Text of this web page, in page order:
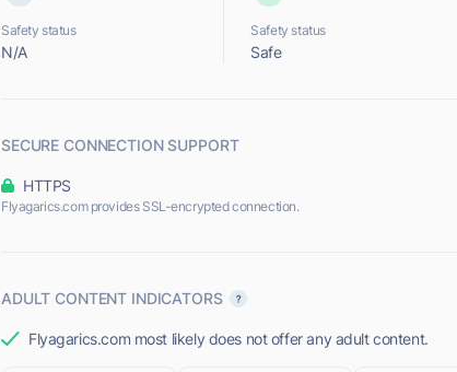
Safety status
N/A
Safety status
Safe
SECURE CONNECTION SUPPORT
HTTPS
Flyagarics.com provides SSL-encrypted connection.
ADULT CONTENT INDICATORS
Flyagarics.com most likely does not offer any adult content.